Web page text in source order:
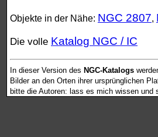
Objekte in der Nähe: NGC 2807,
Die volle Katalog NGC / IC
In dieser Version des NGC-Katalogs
Bilder an den Orten ihrer ursprünglichen
bitte die Autoren: lass es mich wissen und